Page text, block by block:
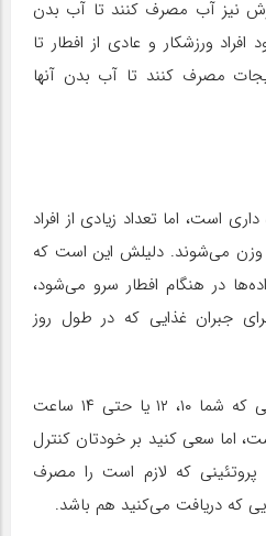
نیز آب مصرف کنند تا آب بدن
ورزشکار و عادی از افطار تا
مصرف کنند تا آب بدن آنها
است، اما تعداد زیادی از افراد
وزن می‌شوند. دلیلش این است که
در هنگام افطار سرو می‌شود،
جبران غذایی که در طول روز
البته پرخوری کردن در هنگامی که شما ۱۰، ۱۲ یا حتی ۱۴ ساعت
اما سعی کنید بر خودتان کنترل
پروتئینی که لازم است را مصرف
که دریافت می‌کنید هم باشد.